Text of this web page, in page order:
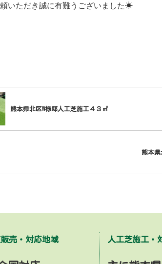
いただき誠に有難うございました☀
熊本県北区W様邸人工芝施工４３㎡
熊本県
売・対応地域 人工芝施工・